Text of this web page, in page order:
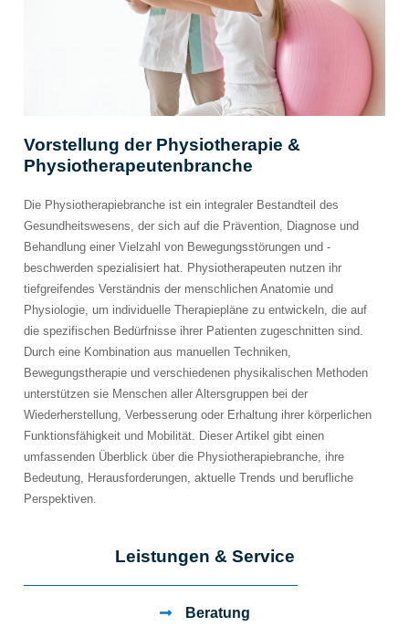
Leistungen & Service
Beratung
Vorstellung der Physiotherapie &
Physiotherapeutenbranche
Die Physiotherapiebranche ist ein integraler Bestandteil des
Gesundheitswesens, der sich auf die Prävention, Diagnose und
Behandlung einer Vielzahl von Bewegungsstörungen und -
beschwerden spezialisiert hat. Physiotherapeuten nutzen ihr
tiefgreifendes Verständnis der menschlichen Anatomie und
Physiologie, um individuelle Therapiepläne zu entwickeln, die auf
die spezifischen Bedürfnisse ihrer Patienten zugeschnitten sind.
Durch eine Kombination aus manuellen Techniken,
Bewegungstherapie und verschiedenen physikalischen Methoden
unterstützen sie Menschen aller Altersgruppen bei der
Wiederherstellung, Verbesserung oder Erhaltung ihrer körperlichen
Funktionsfähigkeit und Mobilität. Dieser Artikel gibt einen
umfassenden Überblick über die Physiotherapiebranche, ihre
Bedeutung, Herausforderungen, aktuelle Trends und berufliche
Perspektiven.